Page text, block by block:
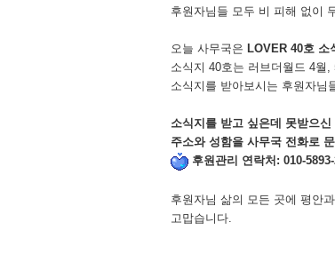
후원자님들 모두 비 피해 없이
오늘 사무국은 LOVER 40호 소
소식지 40호는 러브더월드 4월 ,
소식지를 받아보시는 후원자님
소식지를 받고 싶은데 못받으
주소와 성함을 사무국 전화로
후원관리 연락처 : 010-
후원자님 삶의 모든 곳에 평안
고맙습니다